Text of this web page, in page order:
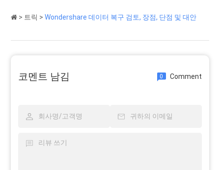
> 트릭 >Wondershare 데이터 복구 검토, 장점, 단점 및 대안
코멘트 남김 0 Comment